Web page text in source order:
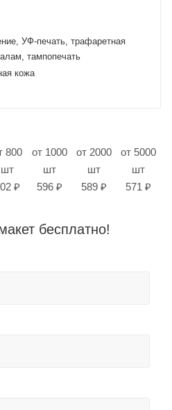
УФ-печать, трафаретная
тампопечать
кожа
800
шт
₽
от 1000
шт
596 ₽
от 2000
шт
589 ₽
от 5000
шт
571 ₽
бесплатно!